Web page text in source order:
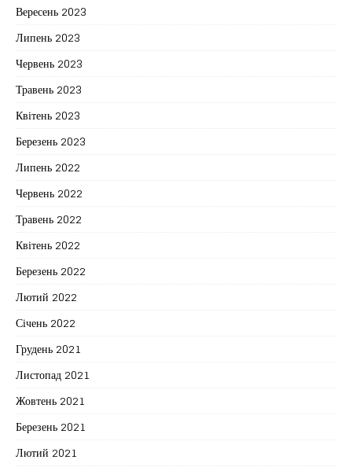
Вересень 2023
Липень 2023
Червень 2023
Травень 2023
Квітень 2023
Березень 2023
Липень 2022
Червень 2022
Травень 2022
Квітень 2022
Березень 2022
Лютий 2022
Січень 2022
Грудень 2021
Листопад 2021
Жовтень 2021
Березень 2021
Лютий 2021